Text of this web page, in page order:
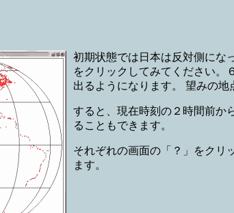
初期状態では日本は反対側にな
をクリックしてみてください。
出るようになります。 望みの地
すると、現在時刻の２時間前か
ることもできます。
それぞれの画面の「？」をクリ
ます。